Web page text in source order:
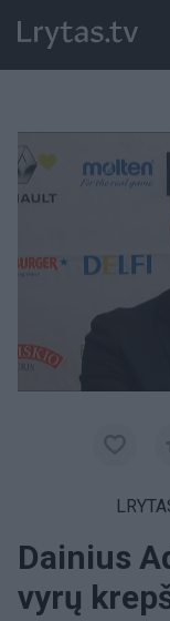
Paremkite Ukrainą
Dainius
vyrų